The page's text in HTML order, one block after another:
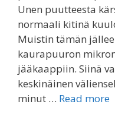
Unen puutteesta
normaali kitinä
Muistin tämän
kaurapuuron
jääkaappiin. Siinä
keskinäinen
minut … Read more